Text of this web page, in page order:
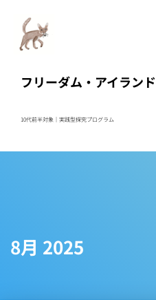
フリーダム・アイランド
10代前半対象｜実践型探究プログラム
8月 2025